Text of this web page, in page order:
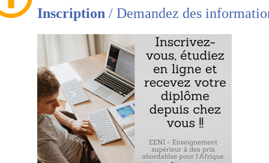
des marchandises
des services
des capitaux
des travailleurs
d’établissement
de la concurrence
services »
d’intérêt économique général
obstacles techniques au commercede services dans
Inscription / Demandez des